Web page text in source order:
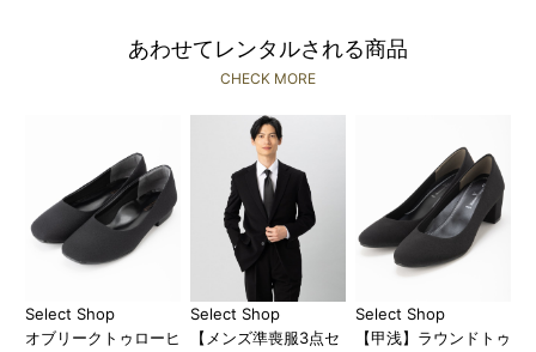
あわせてレンタルされる商品
CHECK MORE
Select Shop
オブリークトゥローヒ
Select Shop
【メンズ準喪服3点セ
Select Shop
【甲浅】ラウンドトゥ